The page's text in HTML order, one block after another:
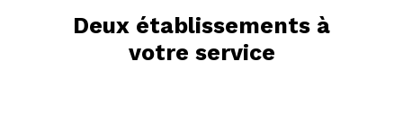
Deux établissements à
votre service